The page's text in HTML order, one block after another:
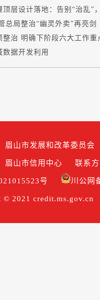
层设计落地：告别“治乱”
总局整治“幽灵外卖”再亮剑
治 明确下阶段六大工作重
数据开发利用
眉山市发展和改革委员会
眉山市信用中心 联系
号 川公网
© 2021 credit.ms.gov.cn